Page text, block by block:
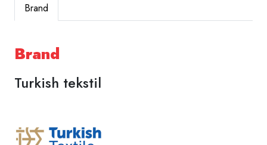
Brand
Brand
Turkish tekstil